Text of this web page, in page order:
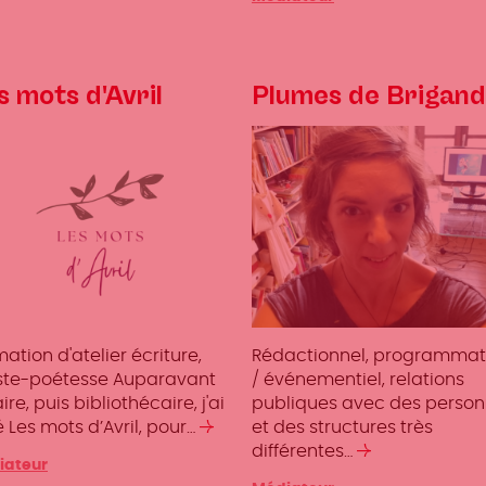
mots d'Avril
d'atelier écriture,
poétesse Auparavant
puis bibliothécaire, j'ai
Les mots d’Avril, pour…
Plumes de
Rédactionnel,
/ événementiel, relations
publiques avec des
et des structures très
différentes…